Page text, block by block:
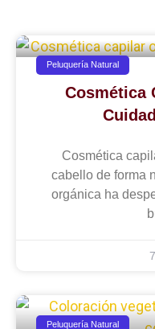
Peluquería Natural
Cosmética
Cosmética
cabello de forma
orgánica ha
Peluquería Natural